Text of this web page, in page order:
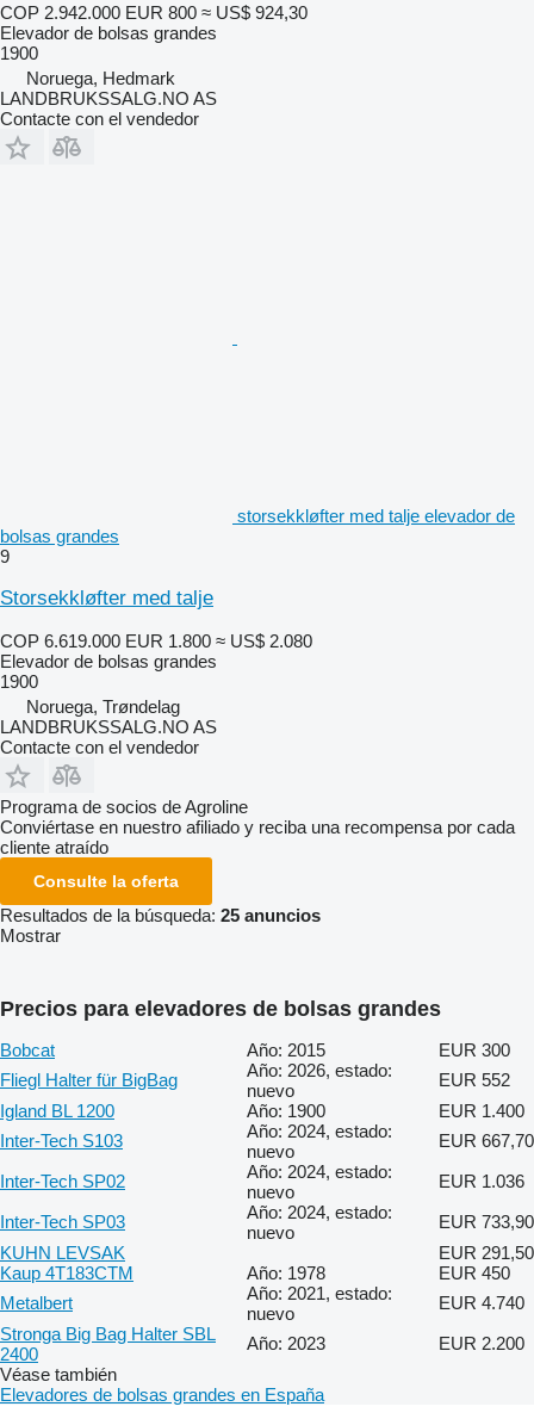
COP 2.942.000 EUR 800 ≈ US$ 924,30
Elevador de bolsas grandes
1900
Noruega, Hedmark
LANDBRUKSSALG.NO AS
Contacte con el vendedor
storsekkløfter med talje elevador de
bolsas grandes
9
Storsekkløfter med talje
COP 6.619.000 EUR 1.800 ≈ US$ 2.080
Elevador de bolsas grandes
1900
Noruega, Trøndelag
LANDBRUKSSALG.NO AS
Contacte con el vendedor
Programa de socios de Agroline
Conviértase en nuestro afiliado y reciba una recompensa por cada
cliente atraído
Consulte la oferta
Resultados de la búsqueda: 25 anuncios
Mostrar
Precios para elevadores de bolsas grandes
Bobcat Año: 2015
EUR 300
Fliegl Halter für BigBag
Año: 2026, estado:
nuevo
EUR 552
Igland BL 1200
Año: 1900
EUR 1.400
Inter-Tech S103
Año: 2024, estado:
nuevo
EUR 667,70
Inter-Tech SP02
Año: 2024, estado:
nuevo
EUR 1.036
Inter-Tech SP03
Año: 2024, estado:
nuevo
EUR 733,90
KUHN LEVSAK
EUR 291,50
Kaup 4T183CTM
Año: 1978
EUR 450
Metalbert
Año: 2021, estado:
nuevo
EUR 4.740
Stronga Big Bag Halter SBL
2400
Año: 2023
EUR 2.200
Véase también
Elevadores de bolsas grandes en España